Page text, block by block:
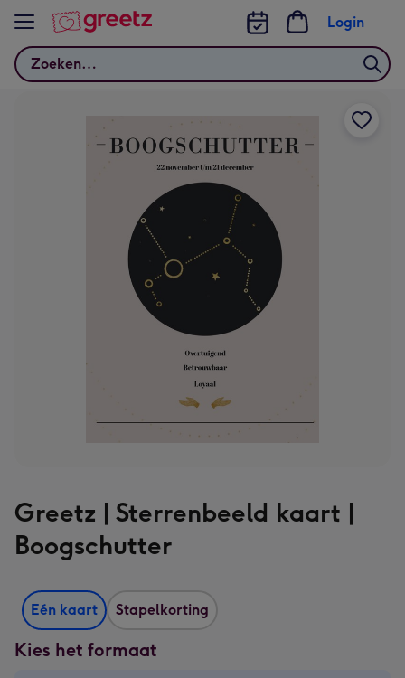
Bekijk meer
Zoeken
Login
Greetz | Sterrenbeeld kaart |
Boogschutter
Eén kaart Stapelkorting
Kies het formaat